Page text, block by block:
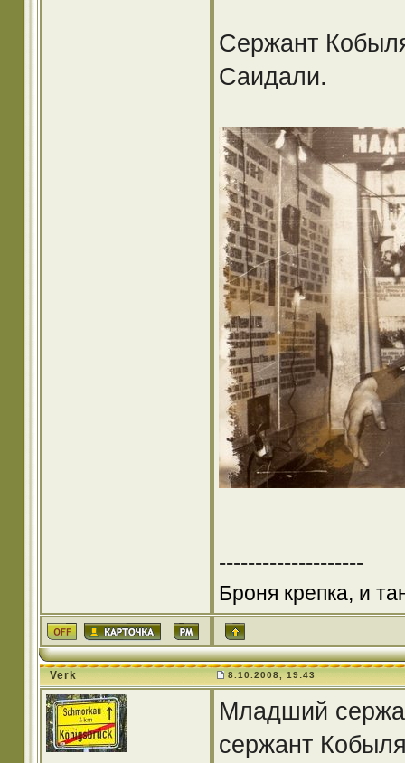
Сержант
Саидали.
--------------------
Броня крепка, и
Verk 8.10.2008, 19:43
Младший
сержант